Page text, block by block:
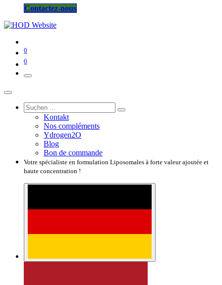
Contactez-nous
0
0
Kontakt
Nos compléments
Ydrogen2O
Blog
Bon de commande
Votre spécialiste en formulation Liposomales à forte valeur ajoutée et
haute concentration !